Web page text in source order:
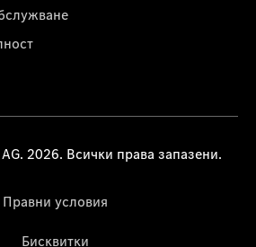
2026. Всички права запазени.
Правни условия
Бисквитки